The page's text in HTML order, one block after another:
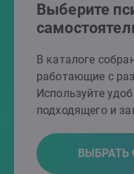
Выберите
В каталоге
работающие с
Используйте
подходящего и
ВЫБРАТЬ